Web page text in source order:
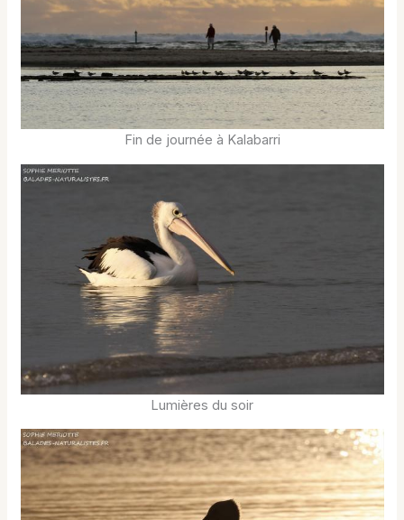
Fin de journée à Kalabarri
Lumières du soir